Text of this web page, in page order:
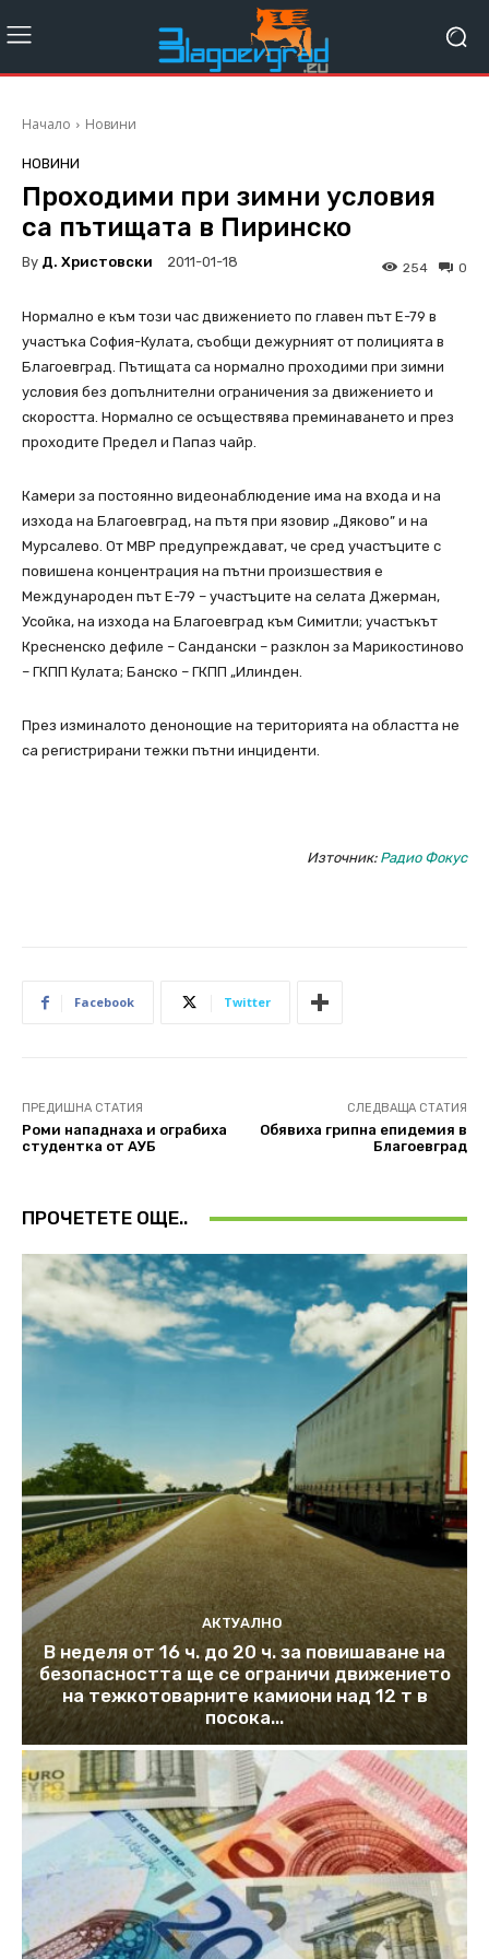
Начало Новини
НОВИНИ
Проходими при зимни условия
са пътищата в Пиринско
By Д. Христовски 2011-01-18 0
254
Нормално е към този час движението по главен път Е-79 в
участъка София-Кулата, съобщи дежурният от полицията в
Благоевград. Пътищата са нормално проходими при зимни
условия без допълнителни ограничения за движението и
скоростта. Нормално се осъществява преминаването и през
проходите Предел и Папаз чайр.
Камери за постоянно видеонаблюдение има на входа и на
изхода на Благоевград, на пътя при язовир „Дяково” и на
Мурсалево. От МВР предупреждават, че сред участъците с
повишена концентрация на пътни произшествия е
Международен път Е-79 – участъците на селата Джерман,
Усойка, на изхода на Благоевград към Симитли; участъкът
Кресненско дефиле – Сандански – разклон за Марикостиново
– ГКПП Кулата; Банско – ГКПП „Илинден.
През изминалото денонощие на територията на областта не
са регистрирани тежки пътни инциденти.
Източник: Радио Фокус
Facebook Twitter
ПРЕДИШНА СТАТИЯ
Роми нападнаха и ограбиха
студентка от АУБ
СЛЕДВАЩА СТАТИЯ
Обявиха грипна епидемия в
Благоевград
ПРОЧЕТЕТЕ ОЩЕ..
АКТУАЛНО
В неделя от 16 ч. до 20 ч. за повишаване на
безопасността ще се ограничи движението
на тежкотоварните камиони над 12 т в
посока...